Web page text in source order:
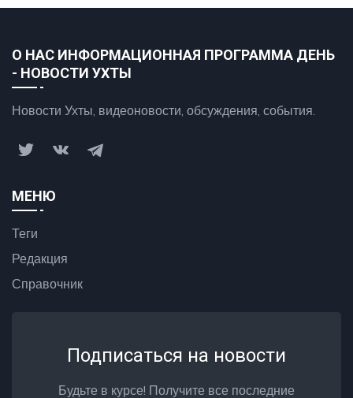
О НАС ИНФОРМАЦИОННАЯ ПРОГРАММА ДЕНЬ
- НОВОСТИ УХТЫ
Новости Ухты, видеоновости, обсуждения, события.
МЕНЮ
Теги
Редакция
Справочник
Подписаться на новости
Будьте в курсе! Получите все последние